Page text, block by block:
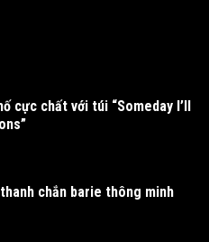
cực chất với túi “Someday I’ll
chắn barie thông minh